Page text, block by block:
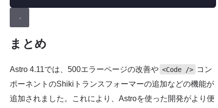
まとめ
Astro 4.11では、500エラーページの改善や <Code /> コン
ポーネントのShikiトランスフォーマーの追加などの機能が
追加されました。これにより、Astroを使った開発がより便